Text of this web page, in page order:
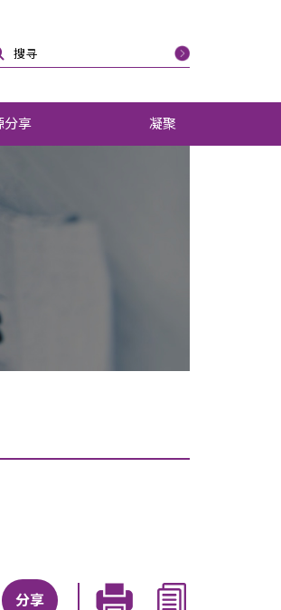
分享 凝聚
分享